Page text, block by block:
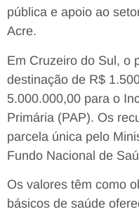
pública e apoio ao
Acre.
Em Cruzeiro do Sul, o
destinação de R$
5.000.000,00 para o
Primária (PAP). Os
parcela única pelo
Fundo Nacional de
Os valores têm como
básicos de saúde